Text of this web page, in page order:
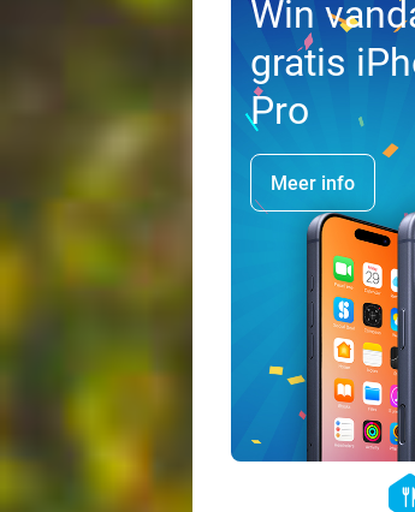
Win
gratis
Pro
Meer info